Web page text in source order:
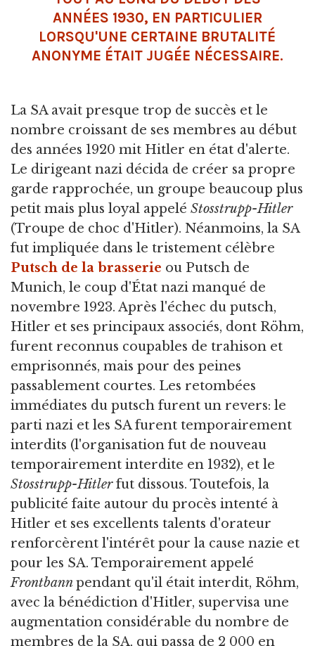
ANNÉES 1930, EN PARTICULIER
LORSQU'UNE CERTAINE BRUTALITÉ
ANONYME ÉTAIT JUGÉE NÉCESSAIRE.
La SA avait presque trop de succès et le
nombre croissant de ses membres au début
des années 1920 mit Hitler en état d'alerte.
Le dirigeant nazi décida de créer sa propre
garde rapprochée, un groupe beaucoup plus
petit mais plus loyal appelé Stosstrupp-Hitler
(Troupe de choc d'Hitler). Néanmoins, la SA
fut impliquée dans le tristement célèbre
Putsch de la brasserie ou Putsch de
Munich, le coup d'État nazi manqué de
novembre 1923. Après l'échec du putsch,
Hitler et ses principaux associés, dont Röhm,
furent reconnus coupables de trahison et
emprisonnés, mais pour des peines
passablement courtes. Les retombées
immédiates du putsch furent un revers: le
parti nazi et les SA furent temporairement
interdits (l'organisation fut de nouveau
temporairement interdite en 1932), et le
Stosstrupp-Hitlerfut dissous. Toutefois, la
publicité faite autour du procès intenté à
Hitler et ses excellents talents d'orateur
renforcèrent l'intérêt pour la cause nazie et
pour les SA. Temporairement appelé
Frontbannpendant qu'il était interdit, Röhm,
avec la bénédiction d'Hitler, supervisa une
augmentation considérable du nombre de
membres de la SA, qui passa de 2 000 en